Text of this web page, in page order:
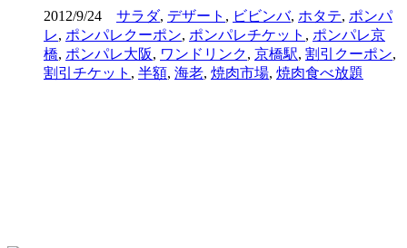
2012/9/24 サラダ, デザート , ビビンバ, ホタテ, ポンパ
レ, ポンパレクーポン, ポンパレチケット , ポンパレ京
橋, ポンパレ大阪, ワンドリンク, 京橋駅, 割引クーポン,
割引チケット , 半額, 海老, 焼肉市場, 焼肉食べ放題